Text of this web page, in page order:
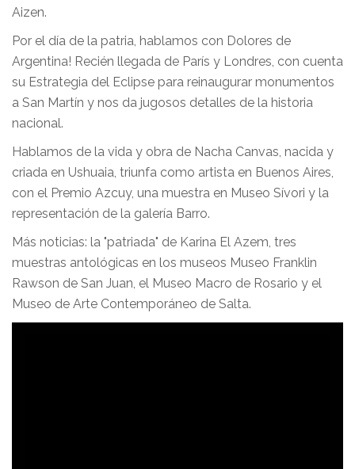
Aizen.
Por el día de la patria, hablamos con Dolores de
Argentina! Recién llegada de París y Londres, con cuenta
su Estrategia del Eclipse para reinaugurar monumentos
a San Martín y nos da jugosos detalles de la historia
nacional.
Hablamos de la vida y obra de Nacha Canvas, nacida y
criada en Ushuaia, triunfa como artista en Buenos Aires,
con el Premio Azcuy, una muestra en Museo Sívori y la
representación de la galería Barro.
Más noticias: la "patriada" de Karina El Azem, tres
muestras antológicas en los museos Museo Franklin
Rawson de San Juan, el Museo Macro de Rosario y el
Museo de Arte Contemporáneo de Salta.